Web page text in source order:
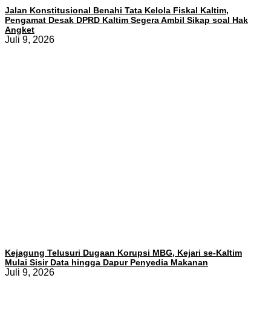
Jalan Konstitusional Benahi Tata Kelola Fiskal Kaltim,
Pengamat Desak DPRD Kaltim Segera Ambil Sikap soal Hak
Angket
Juli 9, 2026
Kejagung Telusuri Dugaan Korupsi MBG, Kejari se-Kaltim
Mulai Sisir Data hingga Dapur Penyedia Makanan
Juli 9, 2026